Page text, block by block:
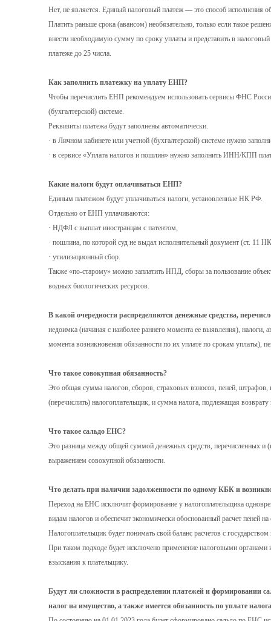
Нет, не является. Единый налоговый платеж — это способ исполнения
Платить раньше срока (авансом) необязательно, только если такое
внести необходимую сумму по сроку уплаты и представить в
платеже до 25 числа.
Как заполнить платежку на уплату ЕНП?
Чтобы перечислить ЕНП рекомендуем использовать сервисы ФНС
(бухгалтерской) системе.
Реквизиты платежа будут заполнены автоматически.
· в Личном кабинете или учетной (бухгалтерской) системе нужно
· в сервисе «Уплата налогов и пошлин» нужно заполнить ИНН/КПП
Какие налоги будут оплачиваться ЕНП?
Единым платежом будут уплачиваться налоги, установленные НК РФ.
Отдельно от ЕНП уплачиваются:
· НДФЛ с выплат иностранцам с патентом,
· пошлина, по которой суд не выдал исполнительный документ (ст. 11
· утилизационный сбор.
Также «по-старому» можно заплатить НПД, сборы за пользование
водных биологических ресурсов.
В какой очередности распределяются денежные средства,
недоимка (начиная с наиболее раннего момента ее выявления), налоги,
момента возникновения обязанности по их уплате по срокам уплаты),
Что такое совокупная обязанность?
Это общая сумма налогов, сборов, страховых взносов, пеней, штрафов,
(перечислить) налогоплательщик, и сумма налога, подлежащая
Что такое сальдо ЕНС?
Это разница между общей суммой денежных средств, перечисленных
выражением совокупной обязанности.
Что делать при наличии задолженности по одному КБК и
Переход на ЕНС исключит формирование у налогоплательщика
видам налогов и обеспечит экономически обоснованный расчет пеней
Налогоплательщик будет понимать свой баланс расчетов с
При таком подходе будет исключено применение налоговыми
взыскания к плательщику.
Будут ли сложности в распределении платежей и формировании
налог на имущество, а также имеется обязанность по уплате